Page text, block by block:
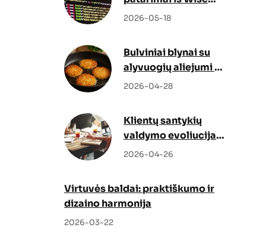
Docs
2026-05-18
Bulviniai blynai su
alyvuogių aliejumi –
netikėtas, bet
2026-04-28
Klientų santykių
valdymo evoliucija:
kaip Odoo CRM ir
strategiją
2026-04-26
Virtuvės baldai: praktiškumo ir
dizaino harmonija
2026-03-22